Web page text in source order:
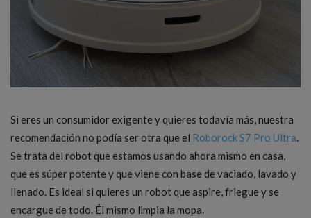
Si eres un consumidor exigente y quieres todavía más, nuestra
recomendación no podía ser otra que el Roborock S7 Pro Ultra
Se trata del robot que estamos usando ahora mismo en casa,
que es súper potente y que viene con base de vaciado, lavado y
llenado. Es ideal si quieres un robot que aspire, friegue y se
encargue de todo. Él mismo limpia la mopa.